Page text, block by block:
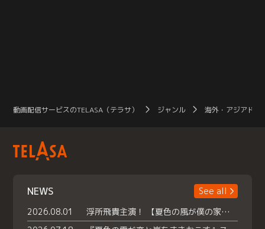
動画配信サービスのTELASA（テラサ） ジャンル 海外・アジアドラ
NEWS
See all
2026.08.01
浮所飛貴主演！ 【夏色の風が僕の家にやってきた】 本日よりテラサで独占配信スタート！